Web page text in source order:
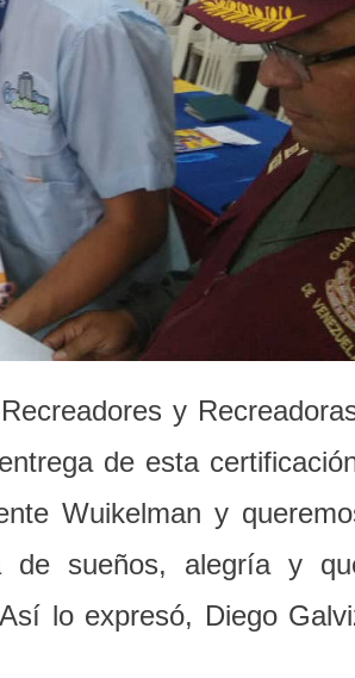
y
de esta
Wuikelman y
de sueños, alegría y
lo expresó, Diego